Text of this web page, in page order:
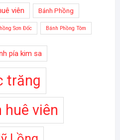
viên Bánh Phồng
Sơn Đốc Bánh Phồng Tôm
pía kim sa
trăng
huê viên